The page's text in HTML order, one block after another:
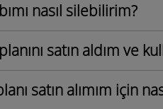
nasıl silebilirim?
satın aldım ve
satın alımım için